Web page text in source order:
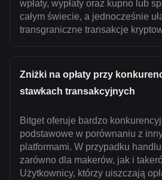
wpłaty, wypłaty oraz kupno lub
całym świecie, a jednocześnie
transgraniczne transakcje
Zniżki na opłaty przy
stawkach transakcyjnych
Bitget oferuje bardzo
podstawowe w porównaniu z
platformami. W przypadku handlu
zarówno dla makerów, jak i
Użytkownicy, którzy uiszczają